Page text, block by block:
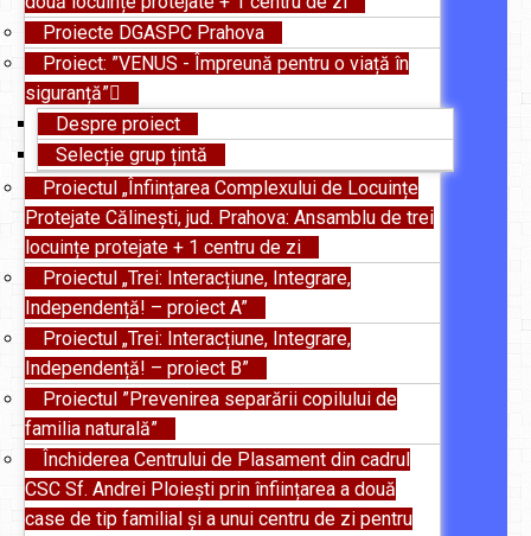
Proiecte DGASPC Prahova
Proiect: ”VENUS - Împreună pentru o viață în
siguranță”
Despre proiect
Selecție grup țintă
Proiectul „Înființarea Complexului de Locuințe
Protejate Călinești, jud. Prahova: Ansamblu de trei
locuințe protejate + 1 centru de zi
Proiectul „Trei: Interacțiune, Integrare,
Independență! – proiect A”
Proiectul „Trei: Interacțiune, Integrare,
Independență! – proiect B”
Proiectul ”Prevenirea separării copilului de
familia naturală”
Închiderea Centrului de Plasament din cadrul
CSC Sf. Andrei Ploiești prin înființarea a două
case de tip familial și a unui centru de zi pentru